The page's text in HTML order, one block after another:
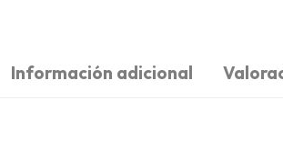
Información adicional